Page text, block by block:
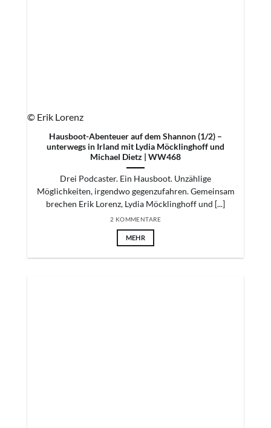
© Erik Lorenz
Hausboot-Abenteuer auf dem Shannon (1/2) –
unterwegs in Irland mit Lydia Möcklinghoff und
Michael Dietz | WW468
Drei Podcaster. Ein Hausboot. Unzählige
Möglichkeiten, irgendwo gegenzufahren. Gemeinsam
brechen Erik Lorenz, Lydia Möcklinghoff und [...]
2 KOMMENTARE
MEHR